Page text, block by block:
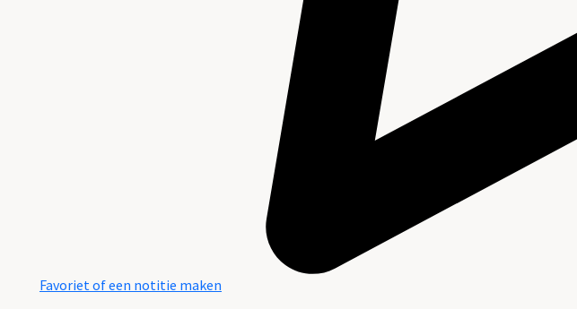
Favoriet of een notitie maken